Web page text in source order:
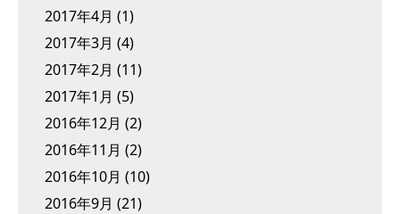
2017年4月 (1)
2017年3月 (4)
2017年2月 (11)
2017年1月 (5)
2016年12月 (2)
2016年11月 (2)
2016年10月 (10)
2016年9月 (21)